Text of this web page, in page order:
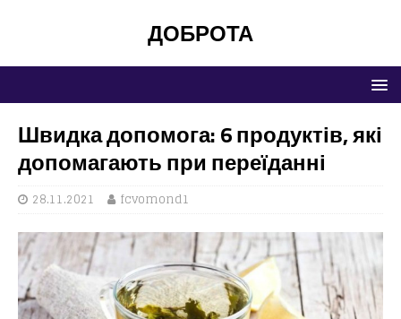
ДОБРОТА
Швидка допомога: 6 продуктів, які
допомагають при переїданні
28.11.2021 fcvomond1